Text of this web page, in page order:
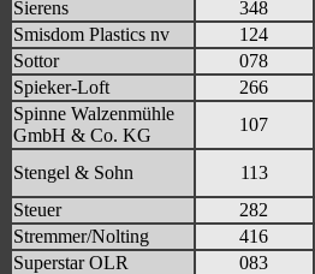
Sierens 348
Smisdom Plastics nv
124
Sottor
078
Spieker-Loft
266
Spinne Walzenmühle
GmbH & Co. KG
107
Stengel & Sohn 113
Steuer
282
Stremmer/Nolting
416
Superstar OLR
083